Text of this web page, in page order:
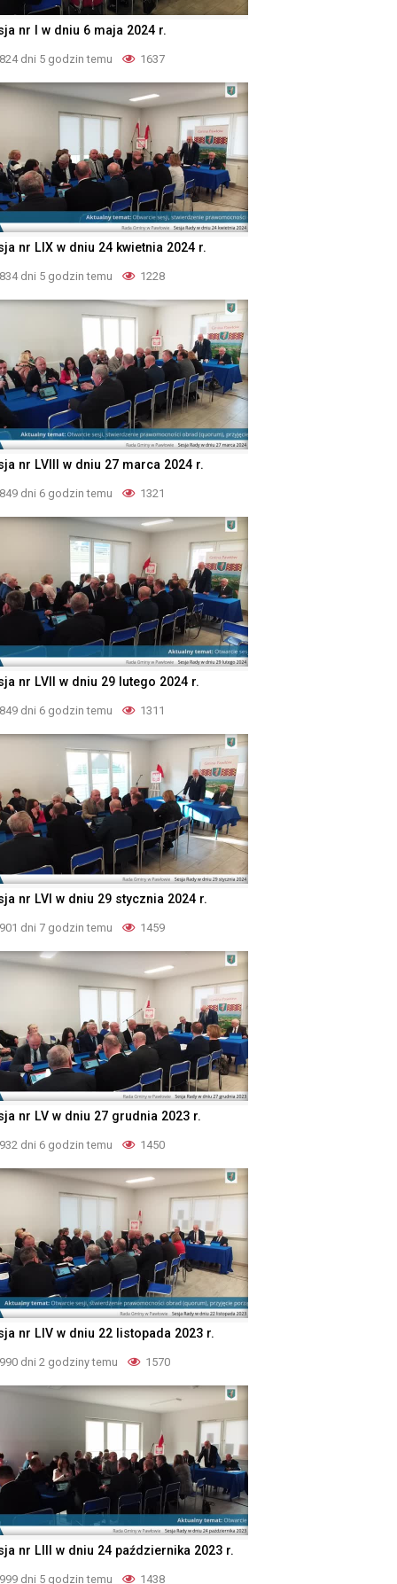
nr I w dniu 6 maja 2024 r.
824 dni 5 godzin temu 1637
nr LIX w dniu 24 kwietnia 2024 r.
834 dni 5 godzin temu 1228
nr LVIII w dniu 27 marca 2024 r.
849 dni 6 godzin temu 1321
nr LVII w dniu 29 lutego 2024 r.
849 dni 6 godzin temu 1311
nr LVI w dniu 29 stycznia 2024 r.
901 dni 7 godzin temu 1459
nr LV w dniu 27 grudnia 2023 r.
932 dni 6 godzin temu 1450
nr LIV w dniu 22 listopada 2023 r.
990 dni 2 godziny temu 1570
nr LIII w dniu 24 października 2023 r.
999 dni 5 godzin temu 1438